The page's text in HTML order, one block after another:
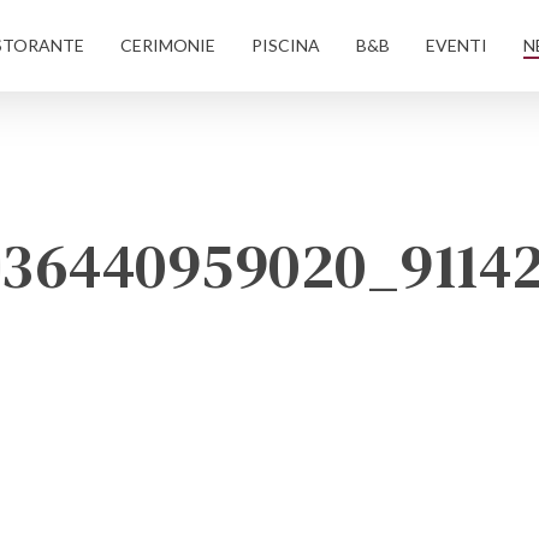
CERIMONIE PISCINA B&B EVENTI